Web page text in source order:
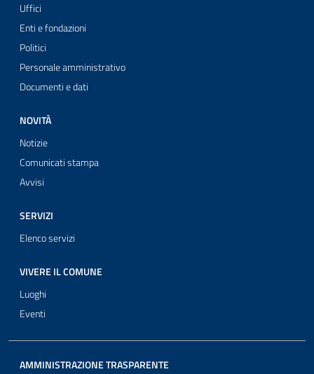
Uffici
Enti e fondazioni
Politici
Personale amministrativo
Documenti e dati
NOVITÀ
Notizie
Comunicati stampa
Avvisi
SERVIZI
Elenco servizi
VIVERE IL COMUNE
Luoghi
Eventi
AMMINISTRAZIONE TRASPARENTE